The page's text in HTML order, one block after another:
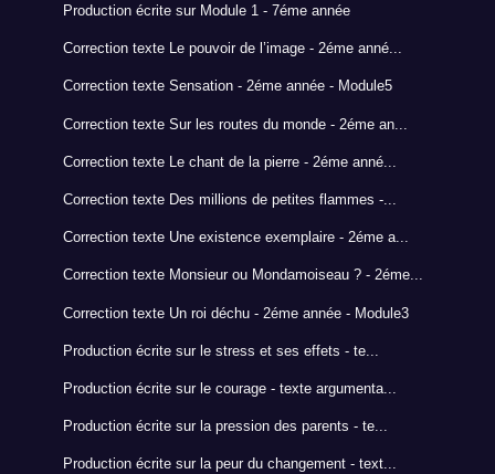
Production écrite sur Module 1 - 7éme année
Correction texte Le pouvoir de l’image - 2éme anné...
Correction texte Sensation - 2éme année - Module5
Correction texte Sur les routes du monde - 2éme an...
Correction texte Le chant de la pierre - 2éme anné...
Correction texte Des millions de petites flammes -...
Correction texte Une existence exemplaire - 2éme a...
Correction texte Monsieur ou Mondamoiseau ? - 2éme...
Correction texte Un roi déchu - 2éme année - Module3
Production écrite sur le stress et ses effets - te...
Production écrite sur le courage - texte argumenta...
Production écrite sur la pression des parents - te...
Production écrite sur la peur du changement - text...